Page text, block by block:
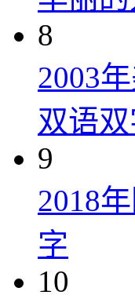
8
2003
双语
9
2018
字
10